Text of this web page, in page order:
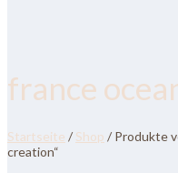
france
Startseite / Shop / Produkte
creation“